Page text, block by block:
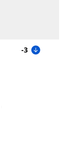
-3